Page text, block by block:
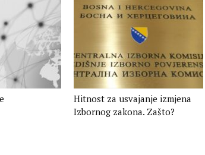
Hitnost za usvajanje izmjena
Izbornog zakona. Zašto?